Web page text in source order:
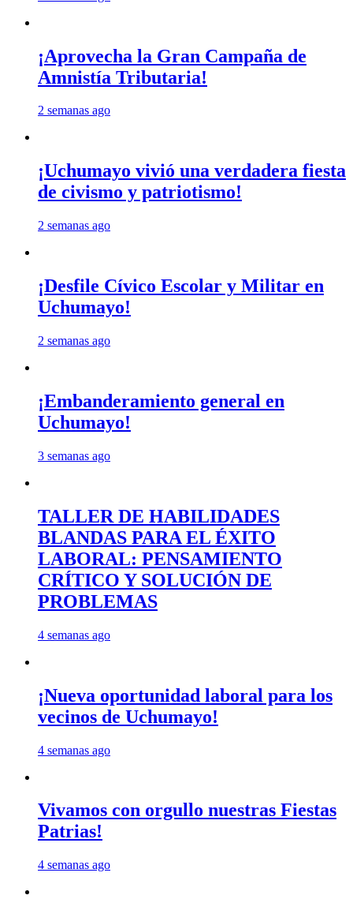
¡Aprovecha la Gran Campaña de
Amnistía Tributaria!
2 semanas ago
¡Uchumayo vivió una verdadera fiesta
de civismo y patriotismo!
2 semanas ago
¡Desfile Cívico Escolar y Militar en
Uchumayo!
2 semanas ago
¡Embanderamiento general en
Uchumayo!
3 semanas ago
TALLER DE HABILIDADES
BLANDAS PARA EL ÉXITO
LABORAL: PENSAMIENTO
CRÍTICO Y SOLUCIÓN DE
PROBLEMAS
4 semanas ago
¡Nueva oportunidad laboral para los
vecinos de Uchumayo!
4 semanas ago
Vivamos con orgullo nuestras Fiestas
Patrias!
4 semanas ago